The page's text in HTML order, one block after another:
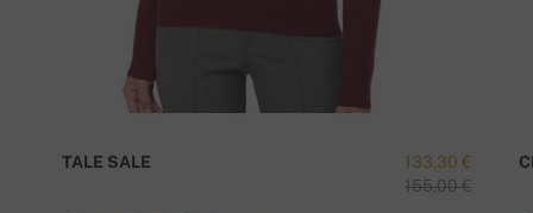
133,30 €
155,00 €
TALE SALE